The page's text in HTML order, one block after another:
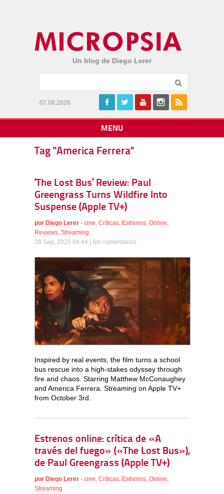
Un blog de Diego Lerer
07.08.2026
MENU
Tag "America Ferrera"
‘The Lost Bus’ Review: Paul
Greengrass Turns Wildfire Into
Suspense (Apple TV+)
por Diego Lerer - cine, Críticas, Estrenos, Online,
Reviews, Streaming
28 Sep, 2025 04:44 | Sin comentarios
Inspired by real events, the film turns a school
bus rescue into a high-stakes odyssey through
fire and chaos. Starring Matthew McConaughey
and America Ferrera. Streaming on Apple TV+
from October 3rd.
Estrenos online: crítica de «A
través del fuego» («The Lost Bus»),
de Paul Greengrass (Apple TV+)
por Diego Lerer - cine, Críticas, Estrenos, Online,
Streaming